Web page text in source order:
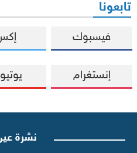
تابعونا
فيسبوك
إنستغرام
نشرة